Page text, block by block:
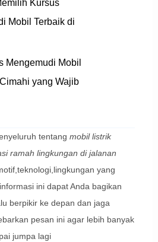
Kursus
Mobil Terbaik di
Mengemudi Mobil
yang Wajib
tentang mobil listrik
ramah lingkungan di jalanan
yang
ini dapat Anda bagikan
berpikir ke depan dan jaga
pesan ini agar lebih banyak
jumpa lagi